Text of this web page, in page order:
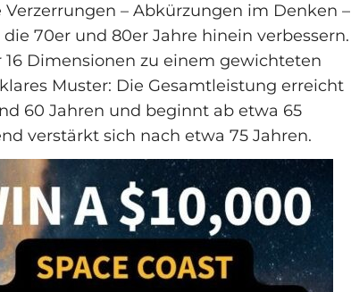
– Abkürzungen im Denken –
70er und 80er Jahre hinein verbessern.
Dimensionen zu einem gewichteten
Muster: Die Gesamtleistung erreicht
60 Jahren und beginnt ab etwa 65
verstärkt sich nach etwa 75 Jahren.